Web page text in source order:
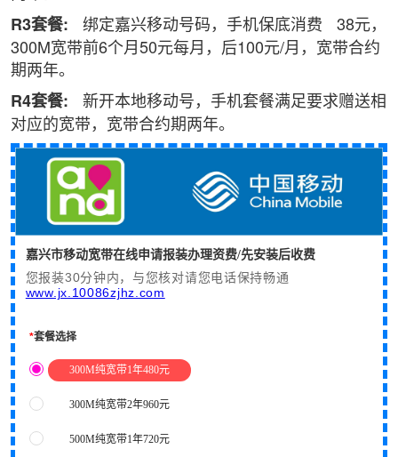
R3套餐:
绑定嘉兴移动号码，手机保底消费
38元，
300M宽带前6个月50元每月，后100元/月，宽带合约
期两年。
R4套餐:
新开本地移动号，手机套餐满足要求赠送相
对应的宽带，宽带合约期两年。